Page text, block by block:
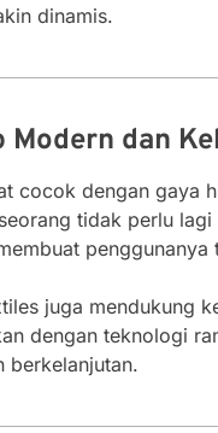
dinamis.
Modern dan
cocok dengan gaya
tidak perlu
penggunanya
juga mendukung
dengan teknologi
berkelanjutan.